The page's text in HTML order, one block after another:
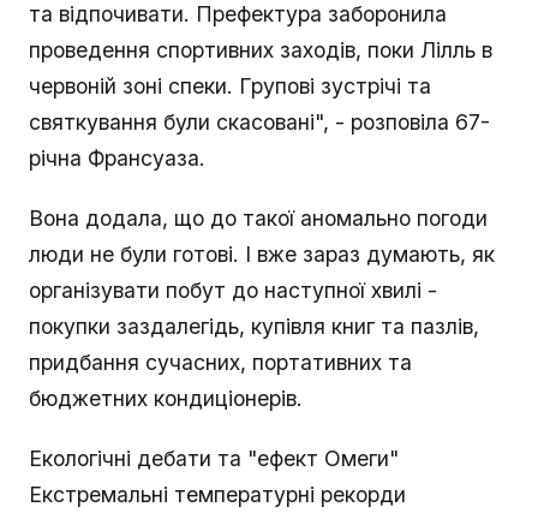
та відпочивати. Префектура заборонила
проведення спортивних заходів, поки Лілль в
червоній зоні спеки. Групові зустрічі та
святкування були скасовані", - розповіла 67-
річна Франсуаза.
Вона додала, що до такої аномально погоди
люди не були готові. І вже зараз думають, як
організувати побут до наступної хвилі -
покупки заздалегідь, купівля книг та пазлів,
придбання сучасних, портативних та
бюджетних кондиціонерів.
Екологічні дебати та "ефект Омеги"
Екстремальні температурні рекорди